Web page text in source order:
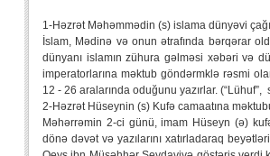
1-Həzrət Məhəmmədin (s) islama dünyəvi
İslam, Mədinə və onun ətrafında bərqərar
dünyanı islamın zühura gəlməsi xəbəri və
imperatorlarına məktub göndərmklə rəsmi
12 - 26 aralarında oduğunu yazırlar.
2-Həzrət Hüseynin (s) Kufə camaatına
Məhərrəmin 2-ci günü, imam Hüseyn (ə)
dönə dəvət və yazılarını xatırladaraq